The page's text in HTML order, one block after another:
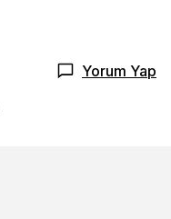
Yorum Yap